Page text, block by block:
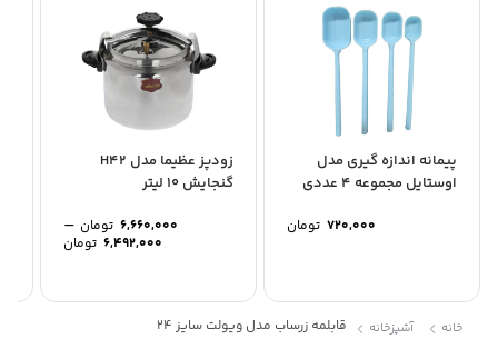
پیمانه اندازه گیری مدل
اوستایل مجموعه 4 عددی
720,000 تومان
زودپز عظیما مدل H42
گنجایش 10 لیتر
6,660,000 تومان –
6,492,000 تومانPrice
through
خانه آشپزخانه قابلمه زرساب مدل ویولت سایز 24